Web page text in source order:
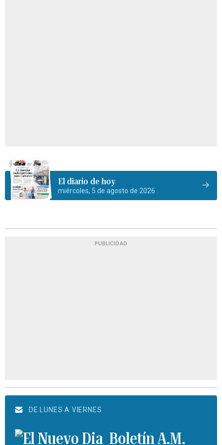
El diario de hoy
miércoles, 5 de agosto de 2026
PUBLICIDAD
DE LUNES A VIERNES
Boletín A.M.